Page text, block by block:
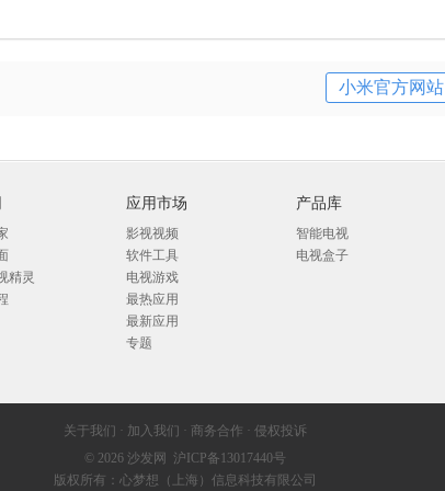
小米官方网站
精灵
应用市场
影视视频
软件工具
电视游戏
最热应用
最新应用
专题
产品库
智能电视
电视盒子
关于我们 · 加入我们 · 商务合作 · 侵权投诉
© 2026 沙发网
沪ICP备13017440号
版权所有：心梦想（上海）信息科技有限公司